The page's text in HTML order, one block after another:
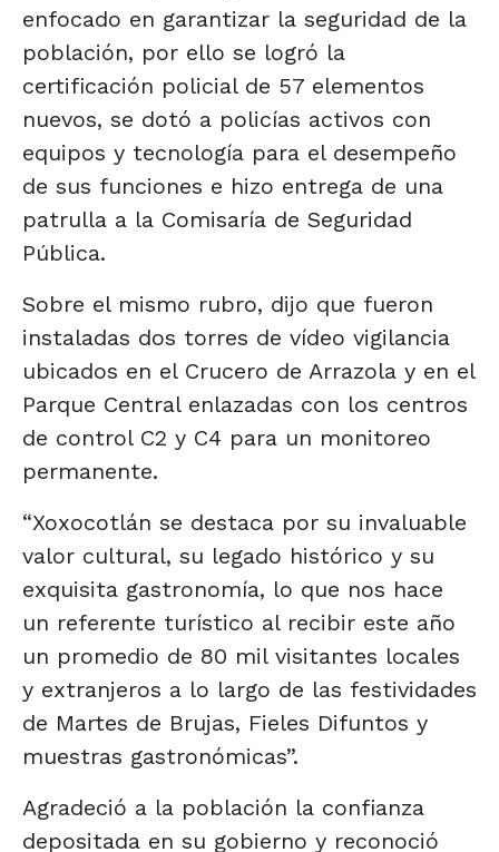
enfocado en garantizar la seguridad de la
población, por ello se logró la
certificación policial de 57 elementos
nuevos, se dotó a policías activos con
equipos y tecnología para el desempeño
de sus funciones e hizo entrega de una
patrulla a la Comisaría de Seguridad
Pública.
Sobre el mismo rubro, dijo que fueron
instaladas dos torres de vídeo vigilancia
ubicados en el Crucero de Arrazola y en el
Parque Central enlazadas con los centros
de control C2 y C4 para un monitoreo
permanente.
“Xoxocotlán se destaca por su invaluable
valor cultural, su legado histórico y su
exquisita gastronomía, lo que nos hace
un referente turístico al recibir este año
un promedio de 80 mil visitantes locales
y extranjeros a lo largo de las festividades
de Martes de Brujas, Fieles Difuntos y
muestras gastronómicas”.
Agradeció a la población la confianza
depositada en su gobierno y reconoció